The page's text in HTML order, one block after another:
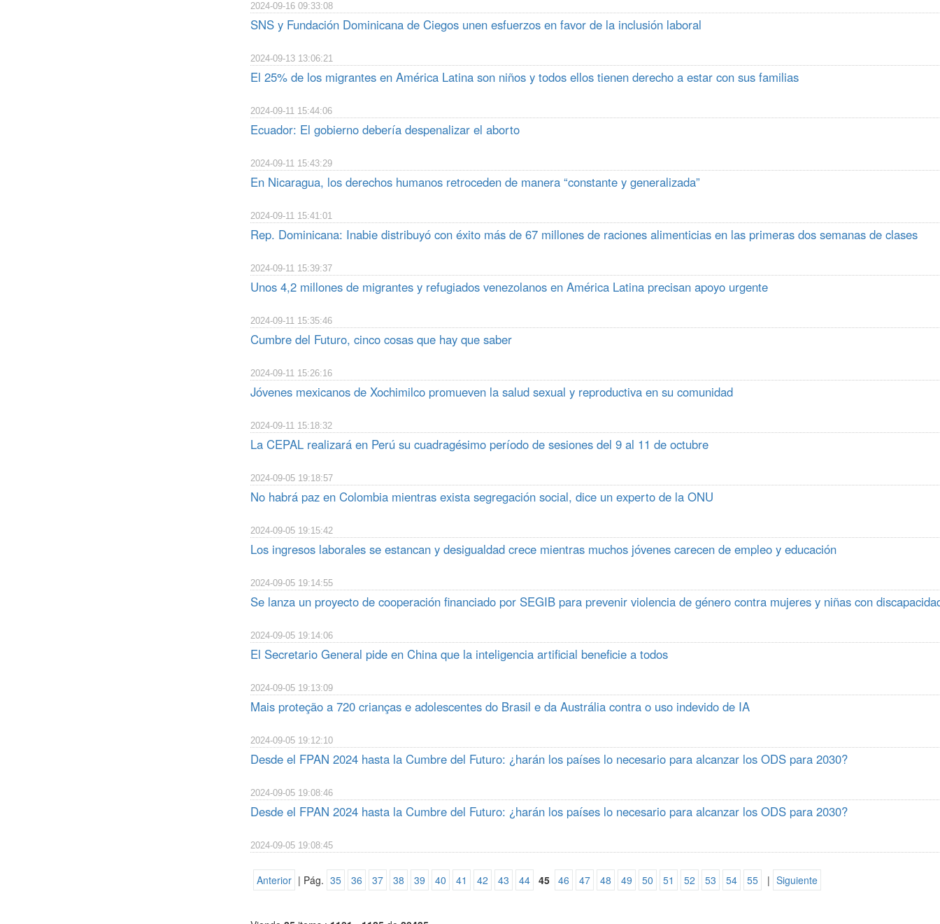
2024-09-16 09:33:08
SNS y Fundación Dominicana de Ciegos unen esfuerzos en favor de la inclusión laboral
2024-09-13 13:06:21
El 25% de los migrantes en América Latina son niños y todos ellos tienen derecho a estar con sus familias
2024-09-11 15:44:06
Ecuador: El gobierno debería despenalizar el aborto
2024-09-11 15:43:29
En Nicaragua, los derechos humanos retroceden de manera “constante y generalizada”
2024-09-11 15:41:01
Rep. Dominicana: Inabie distribuyó con éxito más de 67 millones de raciones alimenticias en las primeras dos semanas de clases
2024-09-11 15:39:37
Unos 4,2 millones de migrantes y refugiados venezolanos en América Latina precisan apoyo urgente
2024-09-11 15:35:46
Cumbre del Futuro, cinco cosas que hay que saber
2024-09-11 15:26:16
Jóvenes mexicanos de Xochimilco promueven la salud sexual y reproductiva en su comunidad
2024-09-11 15:18:32
La CEPAL realizará en Perú su cuadragésimo período de sesiones del 9 al 11 de octubre
2024-09-05 19:18:57
No habrá paz en Colombia mientras exista segregación social, dice un experto de la ONU
2024-09-05 19:15:42
Los ingresos laborales se estancan y desigualdad crece mientras muchos jóvenes carecen de empleo y educación
2024-09-05 19:14:55
Se lanza un proyecto de cooperación financiado por SEGIB para prevenir violencia de género contra mujeres y niñas con
2024-09-05 19:14:06
El Secretario General pide en China que la inteligencia artificial beneficie a todos
2024-09-05 19:13:09
Mais proteção a 720 crianças e adolescentes do Brasil e da Austrália contra o uso indevido de IA
2024-09-05 19:12:10
Desde el FPAN 2024 hasta la Cumbre del Futuro: ¿harán los países lo necesario para alcanzar los ODS para 2030?
2024-09-05 19:08:46
Desde el FPAN 2024 hasta la Cumbre del Futuro: ¿harán los países lo necesario para alcanzar los ODS para 2030?
2024-09-05 19:08:45
Anterior | Pág. 35 36 37 38 39 40 41 42 43 44 45 46 47 48 49 50 51 52 53 54 55 | Siguiente